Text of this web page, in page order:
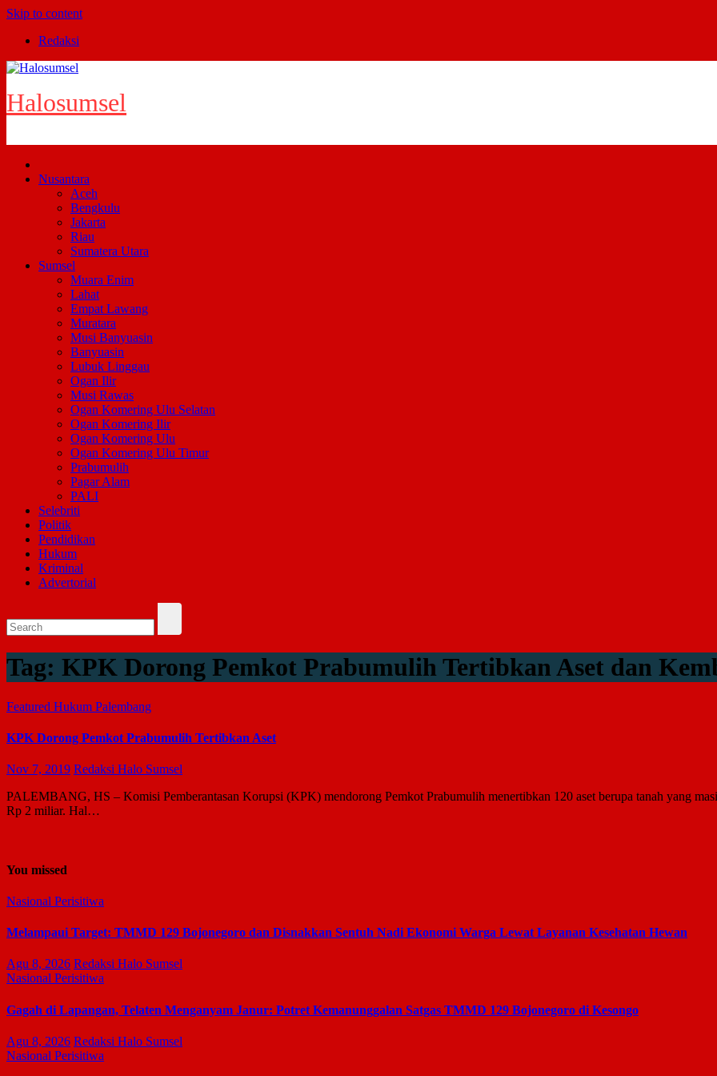
Skip to content
Redaksi
Halosumsel
Nusantara
Aceh
Bengkulu
Jakarta
Riau
Sumatera Utara
Sumsel
Muara Enim
Lahat
Empat Lawang
Muratara
Musi Banyuasin
Banyuasin
Lubuk Linggau
Ogan Ilir
Musi Rawas
Ogan Komering Ulu Selatan
Ogan Komering Ilir
Ogan Komering Ulu
Ogan Komering Ulu Timur
Prabumulih
Pagar Alam
PALI
Selebriti
Politik
Pendidikan
Hukum
Kriminal
Advertorial
Tag: KPK Dorong Pemkot Prabumulih Tertibkan Aset dan
Featured Hukum Palembang
KPK Dorong Pemkot Prabumulih Tertibkan Aset
Nov 7, 2019 Redaksi Halo Sumsel
PALEMBANG, HS – Komisi Pemberantasan Korupsi (KPK) mendorong Pemkot Prabumulih menertibkan 120 aset berupa tanah yang
Rp 2 miliar. Hal…
You missed
Nasional Perisitiwa
Melampaui Target: TMMD 129 Bojonegoro dan Disnakkan Sentuh Nadi Ekonomi Warga Lewat Layanan Kesehatan Hewan
Agu 8, 2026 Redaksi Halo Sumsel
Nasional Perisitiwa
Gagah di Lapangan, Telaten Menganyam Janur: Potret Kemanunggalan Satgas TMMD 129 Bojonegoro di Kesongo
Agu 8, 2026 Redaksi Halo Sumsel
Nasional Perisitiwa